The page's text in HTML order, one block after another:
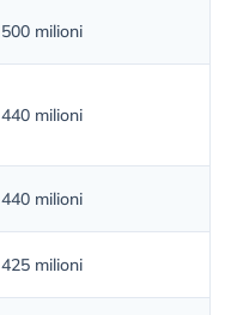
500 milioni
440 milioni
440 milioni
425 milioni